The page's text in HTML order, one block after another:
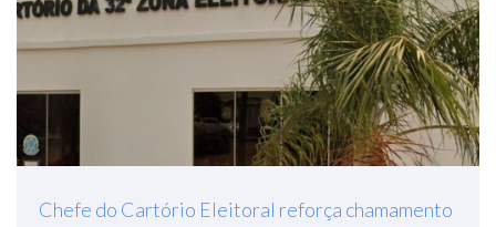
Chefe do Cartório Eleitoral reforça chamamento